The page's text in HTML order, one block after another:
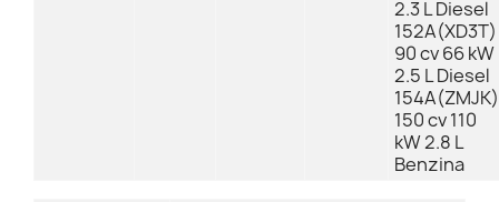
2.3 L Diesel
152A(XD3T)
90 cv 66 kW
2.5 L Diesel
154A(ZMJK)
150 cv 110
kW 2.8 L
Benzina